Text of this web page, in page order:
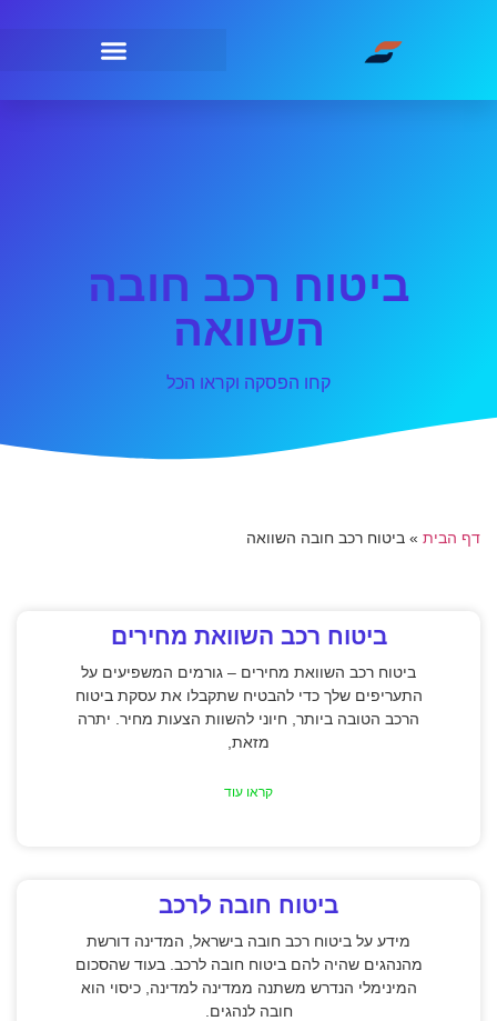
ביטוח רכב חובה
השוואה
קחו הפסקה וקראו הכל
דף הבית » ביטוח רכב חובה השוואה
ביטוח רכב השוואת מחירים
ביטוח רכב השוואת מחירים – גורמים המשפיעים על
התעריפים שלך כדי להבטיח שתקבלו את עסקת ביטוח
הרכב הטובה ביותר, חיוני להשוות הצעות מחיר. יתרה
מזאת,
קראו עוד
ביטוח חובה לרכב
מידע על ביטוח רכב חובה בישראל, המדינה דורשת
מהנהגים שהיה להם ביטוח חובה לרכב. בעוד שהסכום
המינימלי הנדרש משתנה ממדינה למדינה, כיסוי הוא
חובה לנהגים.